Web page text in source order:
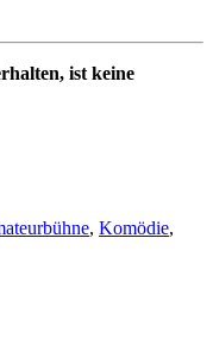
ist keine
, Komödie,